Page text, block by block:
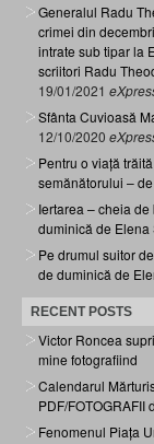
Generalul Radu
crimei din
intrate sub tipar la
scriitori Radu
19/01/2021
Sfânta Cuvioasă
12/10/2020
Pentru o viață
semănătorului –
Iertarea – cheia
duminică de Elena
Pe drumul suitor
de duminică de
RECENT POSTS
Victor Roncea
mine fotografiind
Calendarul
PDF/
Fenomenul Piața